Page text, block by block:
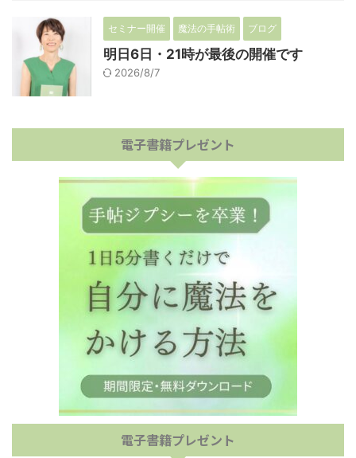
セミナー開催 魔法の手帖術 ブログ
明日6日・21時が最後の開催です
2026/8/7
電子書籍プレゼント
電子書籍プレゼント